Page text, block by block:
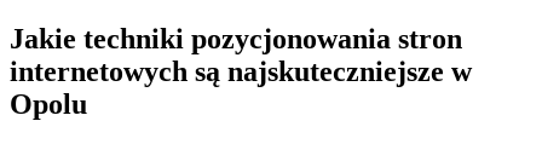
Jakie techniki pozycjonowania stron
internetowych są najskuteczniejsze w
Opolu